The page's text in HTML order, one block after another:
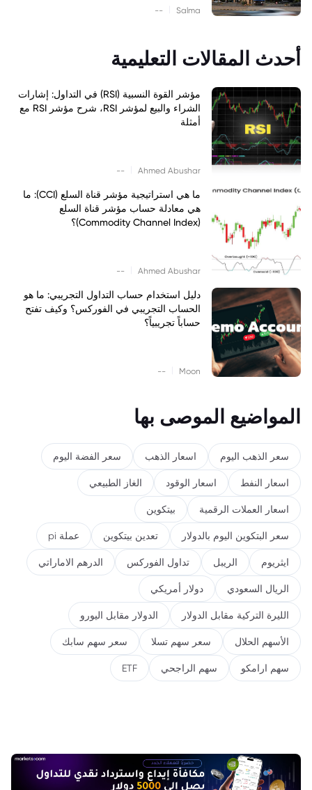
Salma
--
أحدث المقالات التعليمية
مؤشر القوة النسبية (RSI) في التداول: إشارات
الشراء والبيع لمؤشر RSI، شرح مؤشر RSI مع
أمثلة
Ahmed Abushar
--
ما هي استراتيجية مؤشر قناة السلع (CCI): ما
هي معادلة حساب مؤشر قناة السلع
(Commodity Channel Index)؟
Ahmed Abushar
--
دليل استخدام حساب التداول التجريبي: ما هو
الحساب التجريبي في الفوركس؟ وكيف تفتح
حساباً تجريبياً؟
Moon
--
المواضيع الموصى بها
سعر الذهب اليوم اسعار الذهب سعر الفضة اليوم
اسعار النفط اسعار الوقود الغاز الطبيعي
اسعار العملات الرقمية بيتكوين
سعر البتكوين اليوم بالدولار تعدين بيتكوين عملة pi
ايثريوم الريبل تداول الفوركس الدرهم الاماراتي
الريال السعودي دولار أمريكي
الليرة التركية مقابل الدولار الدولار مقابل اليورو
الأسهم الحلال سعر سهم تسلا سعر سهم سابك
سهم ارامكو سهم الراجحي ETF